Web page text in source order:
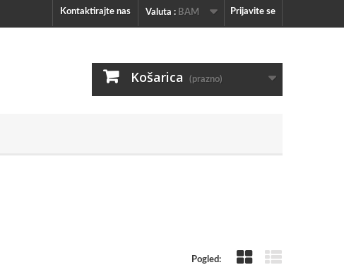
Prijavite se
Valuta : BAM
Kontaktirajte nas
Košarica (prazno)
Pogled: